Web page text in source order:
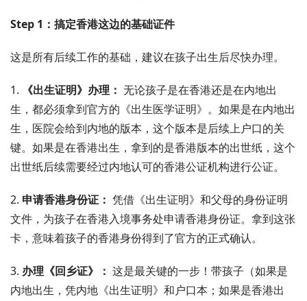
Step 1：搞定香港这边的基础证件
这是所有后续工作的基础，建议在孩子出生后尽快办理。
1. 《出生证明》办理： 无论孩子是在香港还是在内地出
生，都必须拿到官方的《出生医学证明》。如果是在内地出
生，医院会给到内地的版本，这个版本是后续上户口的关
键。如果是在香港出生，拿到的是香港版本的出世纸，这个
出世纸后续需要经过内地认可的香港公证机构进行公证。
2. 申请香港身份证： 凭借《出生证明》和父母的身份证明
文件，为孩子在香港入境事务处申请香港身份证。拿到这张
卡，意味着孩子的香港身份得到了官方的正式确认。
3. 办理《回乡证》： 这是最关键的一步！带孩子（如果是
内地出生，凭内地《出生证明》和户口本；如果是香港出